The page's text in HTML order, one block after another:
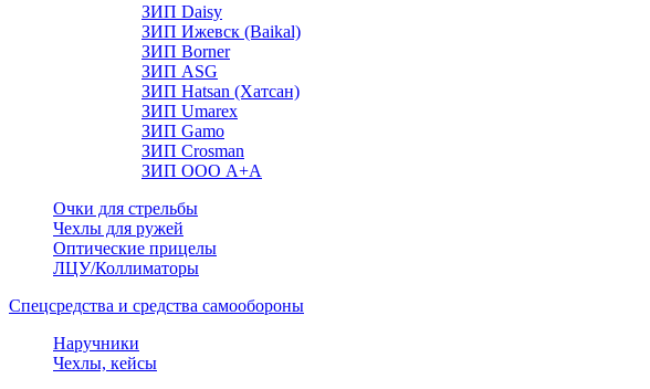
ЗИП Daisy
ЗИП Ижевск (Baikal)
ЗИП Borner
ЗИП ASG
ЗИП Hatsan (Хатсан)
ЗИП Umarex
ЗИП Gamo
ЗИП Crosman
ЗИП ООО А+А
Очки для стрельбы
Чехлы для ружей
Оптические прицелы
ЛЦУ/Коллиматоры
Спецсредства и средства самообороны
Наручники
Чехлы, кейсы